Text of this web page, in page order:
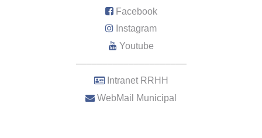
Facebook
Instagram
Youtube
–––––––––––––––––––––
Intranet RRHH
WebMail Municipal